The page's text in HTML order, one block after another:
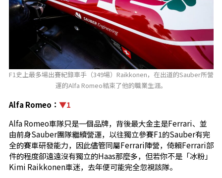
F1史上最多場出賽紀錄車手（349場）Raikkonen，在出道的Sauber所營
運的Alfa Romeo結束了他的職業生涯。
Alfa Romeo： ▼1
Alfa Romeo車隊只是一個品牌，背後最大金主是Ferrari、並
由前身Sauber團隊繼續營運，以往獨立參賽F1的Sauber有完
全的賽車研發能力，因此儘管同屬Ferrari陣營，倚賴Ferrari部
件的程度卻遠遠沒有獨立的Haas那麼多，但若你不是「冰粉」
Kimi Raikkonen車迷，去年便可能完全忽視該隊。